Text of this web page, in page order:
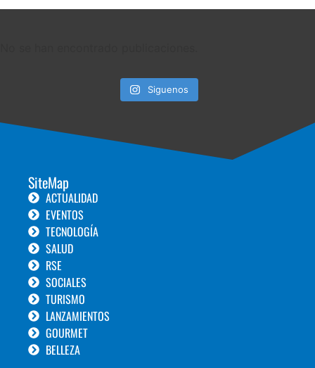
Siguenos
SiteMap
ACTUALIDAD
EVENTOS
TECNOLOGÍA
SALUD
RSE
SOCIALES
TURISMO
LANZAMIENTOS
GOURMET
BELLEZA